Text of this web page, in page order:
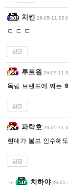
치킨 26-05-11
ㄷ ㄷ ㄷ
답글
루트원 26-05-11
독립 브랜드에 쩌는
답글
파락호 26-05-11
현대가 볼보 인수해
답글
치하야 26-